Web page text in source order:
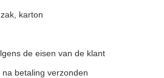
karton
de eisen van de klant
betaling verzonden